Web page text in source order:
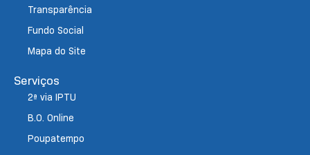
Transparência
Fundo Social
Mapa do Site
Serviços
2ª via IPTU
B.O. Online
Poupatempo